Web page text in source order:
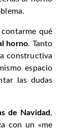
qué
horno. Tanto
constructiva
espacio
las dudas
de Navidad,
con un «me